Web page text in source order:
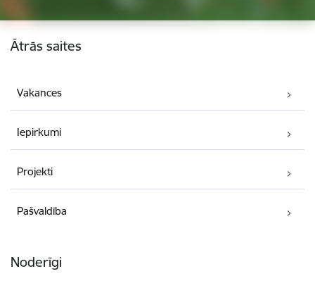
Kājene
Ātrās saites
Vakances
Iepirkumi
Projekti
Pašvaldība
Noderīgi